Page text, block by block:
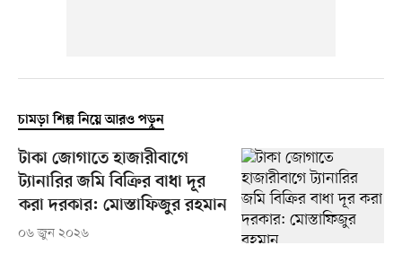
চামড়া শিল্প নিয়ে আরও পড়ুন
টাকা জোগাতে হাজারীবাগে
ট্যানারির জমি বিক্রির বাধা দূর
করা দরকার: মোস্তাফিজুর রহমান
০৬ জুন ২০২৬